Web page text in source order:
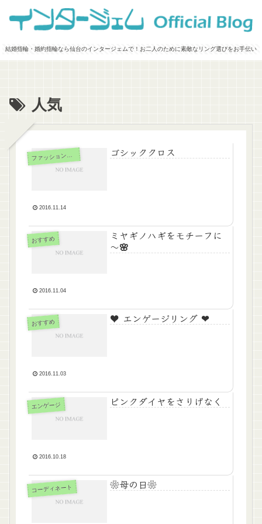
結婚指輪・婚約指輪なら仙台のインタージェムで！お二人のために素敵なリング選びをお手伝い
人気
ファッションジュエリー ゴシッククロス
2016.11.14
おすすめ
ミヤギノハギをモチーフに
～🌸
2016.11.04
おすすめ ♥ エンゲージリング ❤
2016.11.03
エンゲージ ピンクダイヤをさりげなく
2016.10.18
コーディネート ❀母の日❀